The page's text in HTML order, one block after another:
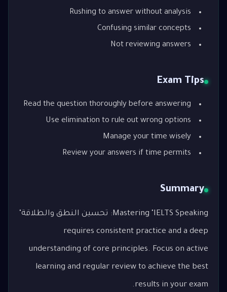
Rushing to answer without analysis
Confusing similar concepts
Not reviewing answers
Exam Tips
Read the question thoroughly before answering
Use elimination to rule out wrong options
Manage your time wisely
Review your answers if time permits
Summary
Mastering "IELTS Speaking: تحسين النطق والطلاقة"
requires consistent practice and a deep
understanding of core principles. Focus on active
learning and regular review to achieve the best
results in your exam.